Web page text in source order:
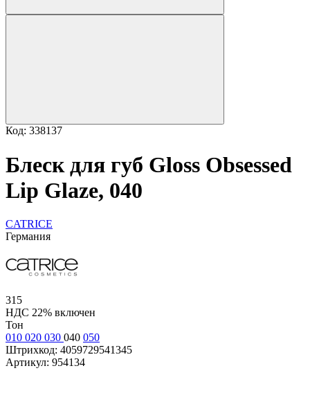
Код: 338137
Блеск для губ Gloss Obsessed
Lip Glaze, 040
CATRICE
Германия
315
НДС 22% включен
Тон
010 020 030 040 050
Штрихкод: 4059729541345
Артикул: 954134